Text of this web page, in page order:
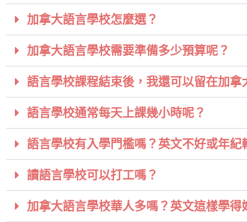
加拿大語言學校怎麼選？
加拿大語言學校需要準備多少預算呢？
語言學校課程結束後，我還可以留在加拿
語言學校通常每天上課幾小時呢？
語言學校有入學門檻嗎？英文不好或年紀
讀語言學校可以打工嗎？
加拿大語言學校華人多嗎？英文這樣學得